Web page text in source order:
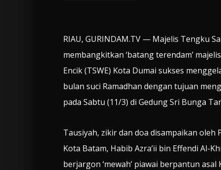
RIAU, GURINDAM.TV — Majelis Tengku
membangkitkan ‘batang terendam’
Encik (TSWE) Kota Dumai sukses
bulan suci Ramadhan dengan tujuan
pada Sabtu (11/3) di Gedung Sri Bunga
Tausiyah, zikir dan doa disampaikan
Kota Batam, Habib Azra’ii bin Effendi Al-
berjargon ‘mewah’ piawai berpantun